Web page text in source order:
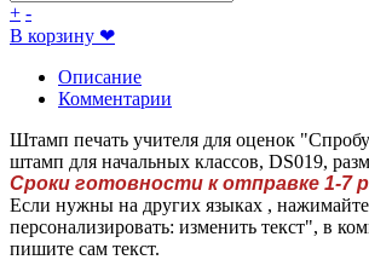
+ -
В корзину ❤
Описание
Комментарии
Штамп печать учителя для оценок
штамп для начальных классов, DS019,
Сроки готовности к отправке 1-7
Если нужны на других языках , нажимайте
персонализировать: изменить текст", в
пишите сам текст.